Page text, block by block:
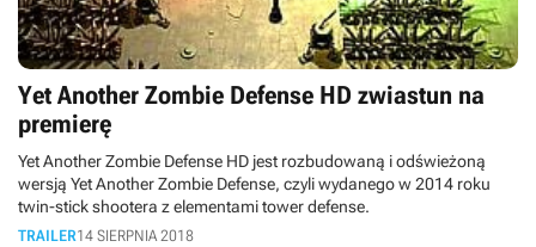
Yet Another Zombie Defense HD zwiastun na
premierę
Yet Another Zombie Defense HD jest rozbudowaną i odświeżoną
wersją Yet Another Zombie Defense, czyli wydanego w 2014 roku
twin-stick shootera z elementami tower defense.
TRAILER14 SIERPNIA 2018